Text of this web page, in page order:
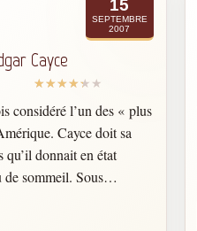
15
SEPTEMBRE
2007
Cayce
considéré l’un des « plus
Cayce doit sa
qu’il donnait en état
de sommeil. Sous
en médecin. Il
sur n’importe quel